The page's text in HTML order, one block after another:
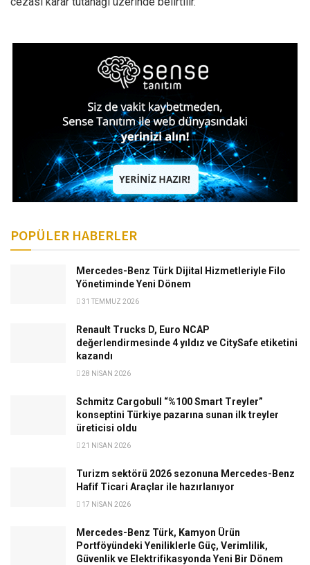
POPÜLER HABERLER
Mercedes-Benz Türk Dijital Hizmetleriyle Filo
Yönetiminde Yeni Dönem
31 TEMMUZ 2026
Renault Trucks D, Euro NCAP
değerlendirmesinde 4 yıldız ve CitySafe etiketini
kazandı
28 NISAN 2026
Schmitz Cargobull “%100 Smart Treyler”
konseptini Türkiye pazarına sunan ilk treyler
üreticisi oldu
21 NISAN 2026
Turizm sektörü 2026 sezonuna Mercedes-Benz
Hafif Ticari Araçlar ile hazırlanıyor
17 NISAN 2026
Mercedes-Benz Türk, Kamyon Ürün
Portföyündeki Yeniliklerle Güç, Verimlilik,
Güvenlik ve Elektrifikasyonda Yeni Bir Dönem